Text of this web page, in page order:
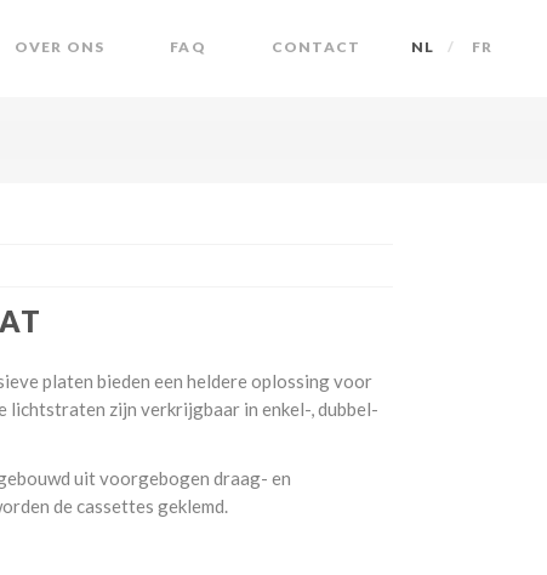
NL FR
OVER ONS FAQ CONTACT
platen bieden een heldere oplossing voor
zijn verkrijgbaar in enkel-, dubbel-
uit voorgebogen draag- en
de cassettes geklemd.